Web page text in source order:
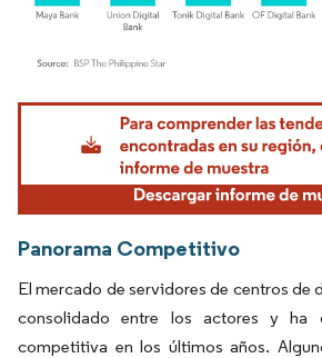
Imagen © Mordor Intelligence. El uso requiere
Panorama Competitivo
El mercado de servidores de centros de
consolidado entre los actores y ha
competitiva en los últimos años.